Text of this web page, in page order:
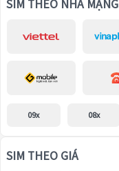
SIM THEO NHÀ MẠNG
09x 08x
SIM THEO GIÁ